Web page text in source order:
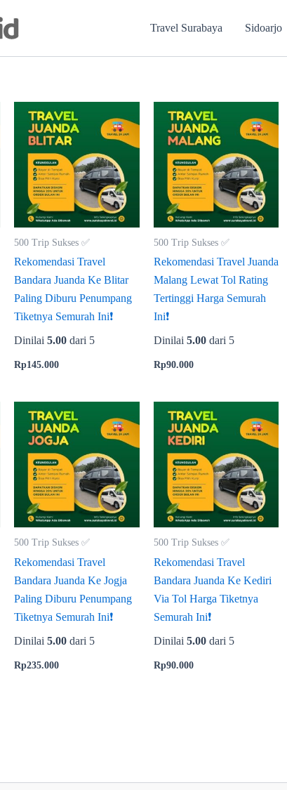
Travel Surabaya Sidoarjo
500 Trip Sukses ✅
Rekomendasi Travel
Bandara Juanda Ke Blitar
Paling Diburu Penumpang
Tiketnya Semurah Ini❗
Dinilai 5.00dari 5
Rp145.000
500 Trip Sukses ✅
Rekomendasi Travel Juanda
Malang Lewat Tol Rating
Tertinggi Harga Semurah
Ini❗
Dinilai 5.00dari 5
Rp90.000
500 Trip Sukses ✅
Rekomendasi Travel
Bandara Juanda Ke Jogja
Paling Diburu Penumpang
Tiketnya Semurah Ini❗
Dinilai 5.00dari 5
Rp235.000
500 Trip Sukses ✅
Rekomendasi Travel
Bandara Juanda Ke Kediri
Via Tol Harga Tiketnya
Semurah Ini❗
Dinilai 5.00dari 5
Rp90.000